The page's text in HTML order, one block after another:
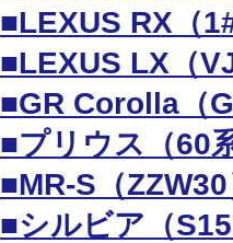
■LEXUS RX（
■LEXUS LX（
■GR Corolla（
■プリウス（60
■MR-S（
■シルビア（